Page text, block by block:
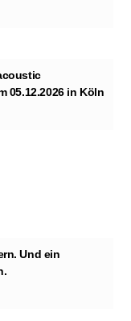
05.12.2026 in Köln
Und ein